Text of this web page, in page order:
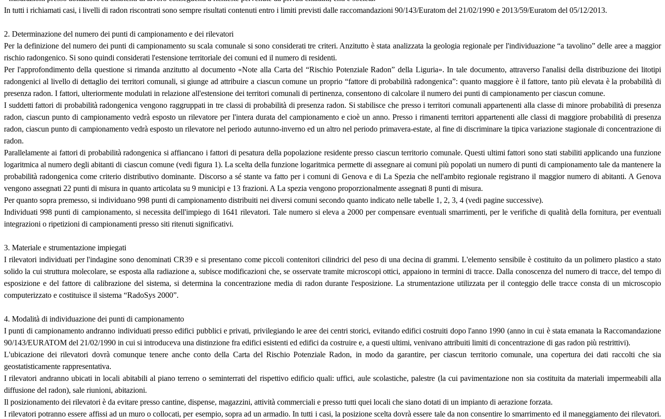
In tutti i richiamati casi, i livelli di radon riscontrati sono sempre risultati contenuti entro i limiti previsti dalle raccomandazioni 90/143/Euratom del 21/02/1990 e 2013/59/Euratom del 05/12/2013.
2. Determinazione del numero dei punti di campionamento e dei rilevatori
Per la definizione del numero dei punti di campionamento su scala comunale si sono considerati tre criteri. Anzitutto è stata analizzata la geologia regionale per l'individuazione “a tavolino” delle aree a maggior
rischio radongenico. Si sono quindi considerati l'estensione territoriale dei comuni ed il numero di residenti.
Per l'approfondimento della questione si rimanda anzitutto al documento «Note alla Carta del “Rischio Potenziale Radon” della Liguria». In tale documento, attraverso l'analisi della distribuzione dei litotipi
radongenici al livello di dettaglio dei territori comunali, si giunge ad attribuire a ciascun comune un proprio “fattore di probabilità radongenica”: quanto maggiore è il fattore, tanto più elevata è la probabilità di
presenza radon. I fattori, ulteriormente modulati in relazione all'estensione dei territori comunali di pertinenza, consentono di calcolare il numero dei punti di campionamento per ciascun comune.
I suddetti fattori di probabilità radongenica vengono raggruppati in tre classi di probabilità di presenza radon. Si stabilisce che presso i territori comunali appartenenti alla classe di minore probabilità di presenza
radon, ciascun punto di campionamento vedrà esposto un rilevatore per l'intera durata del campionamento e cioè un anno. Presso i rimanenti territori appartenenti alle classi di maggiore probabilità di presenza
radon, ciascun punto di campionamento vedrà esposto un rilevatore nel periodo autunno-inverno ed un altro nel periodo primavera-estate, al fine di discriminare la tipica variazione stagionale di concentrazione di
radon.
Parallelamente ai fattori di probabilità radongenica si affiancano i fattori di pesatura della popolazione residente presso ciascun territorio comunale. Questi ultimi fattori sono stati stabiliti applicando una funzione
logaritmica al numero degli abitanti di ciascun comune (vedi figura 1). La scelta della funzione logaritmica permette di assegnare ai comuni più popolati un numero di punti di campionamento tale da mantenere la
probabilità radongenica come criterio distributivo dominante. Discorso a sé stante va fatto per i comuni di Genova e di La Spezia che nell'ambito regionale registrano il maggior numero di abitanti. A Genova
vengono assegnati 22 punti di misura in quanto articolata su 9 municipi e 13 frazioni. A La spezia vengono proporzionalmente assegnati 8 punti di misura.
Per quanto sopra premesso, si individuano 998 punti di campionamento distribuiti nei diversi comuni secondo quanto indicato nelle tabelle 1, 2, 3, 4 (vedi pagine successive).
Individuati 998 punti di campionamento, si necessita dell'impiego di 1641 rilevatori. Tale numero si eleva a 2000 per compensare eventuali smarrimenti, per le verifiche di qualità della fornitura, per eventuali
integrazioni o ripetizioni di campionamenti presso siti ritenuti significativi.
3. Materiale e strumentazione impiegati
I rilevatori individuati per l'indagine sono denominati CR39 e si presentano come piccoli contenitori cilindrici del peso di una decina di grammi. L'elemento sensibile è costituito da un polimero plastico a stato
solido la cui struttura molecolare, se esposta alla radiazione a, subisce modificazioni che, se osservate tramite microscopi ottici, appaiono in termini di tracce. Dalla conoscenza del numero di tracce, del tempo di
esposizione e del fattore di calibrazione del sistema, si determina la concentrazione media di radon durante l'esposizione. La strumentazione utilizzata per il conteggio delle tracce consta di un microscopio
computerizzato e costituisce il sistema “RadoSys 2000”.
4. Modalità di individuazione dei punti di campionamento
I punti di campionamento andranno individuati presso edifici pubblici e privati, privilegiando le aree dei centri storici, evitando edifici costruiti dopo l'anno 1990 (anno in cui è stata emanata la Raccomandazione
90/143/EURATOM del 21/02/1990 in cui si introduceva una distinzione fra edifici esistenti ed edifici da costruire e, a questi ultimi, venivano attribuiti limiti di concentrazione di gas radon più restrittivi).
L'ubicazione dei rilevatori dovrà comunque tenere anche conto della Carta del Rischio Potenziale Radon, in modo da garantire, per ciascun territorio comunale, una copertura dei dati raccolti che sia
geostatisticamente rappresentativa.
I rilevatori andranno ubicati in locali abitabili al piano terreno o seminterrati del rispettivo edificio quali: uffici, aule scolastiche, palestre (la cui pavimentazione non sia costituita da materiali impermeabili alla
diffusione del radon), sale riunioni, abitazioni.
Il posizionamento dei rilevatori è da evitare presso cantine, dispense, magazzini, attività commerciali e presso tutti quei locali che siano dotati di un impianto di aerazione forzata.
I rilevatori potranno essere affissi ad un muro o collocati, per esempio, sopra ad un armadio. In tutti i casi, la posizione scelta dovrà essere tale da non consentire lo smarrimento ed il maneggiamento dei rilevatori.